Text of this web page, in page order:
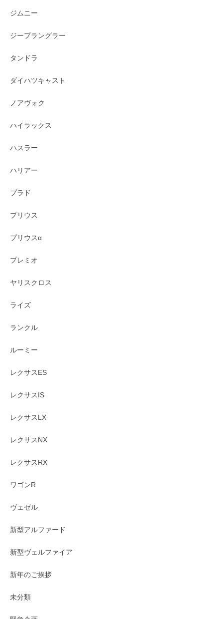
ジムニー
ジープラングラー
タンドラ
ダイハツキャスト
ノアヴォク
ハイラックス
ハスラー
ハリアー
プラド
プリウス
プリウスα
プレミオ
ヤリスクロス
ライズ
ランクル
ルーミー
レクサスES
レクサスIS
レクサスLX
レクサスNX
レクサスRX
ワゴンR
ヴェゼル
新型アルファード
新型ヴェルファイア
新年のご挨拶
未分類